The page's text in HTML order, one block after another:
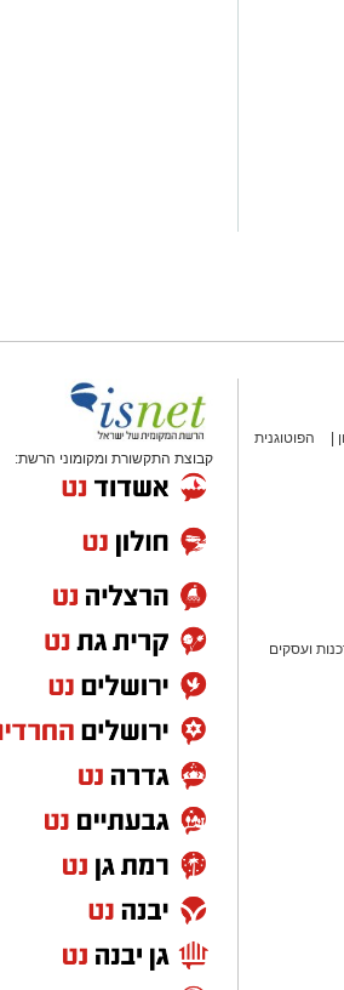
הפוטוגנית
ועסקים
קבוצת התקשורת ומקומוני הרשת: